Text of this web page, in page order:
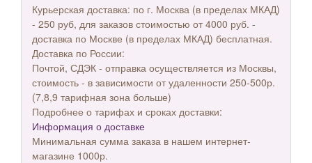
Курьерская доставка: по г. Москва (в пределах МКАД)
- 250 руб, для заказов стоимостью от 4000 руб. -
доставка по Москве (в пределах МКАД) бесплатная.
Доставка по России:
Почтой, СДЭК - отправка осуществляется из Москвы,
стоимость - в зависимости от удаленности 250-500р.
(7,8,9 тарифная зона больше)
Подробнее о тарифах и сроках доставки:
Информация о доставке
Минимальная сумма заказа в нашем интернет-
магазине 1000р.